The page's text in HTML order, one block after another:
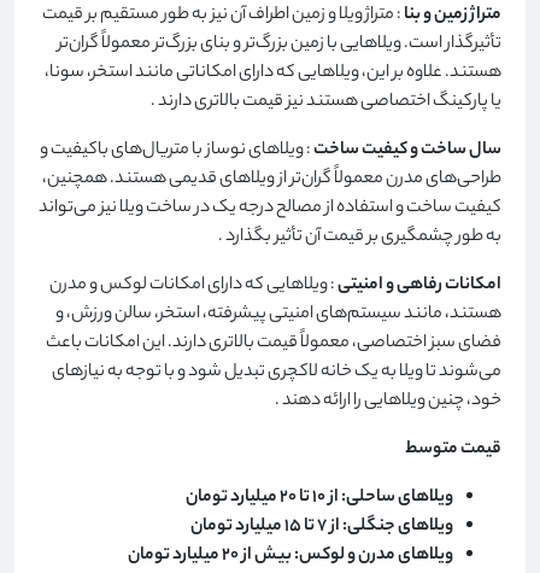
متراژ زمین و بنا: متراژ ویلا و زمین اطراف آن نیز به طور مستقیم بر قیمت
تأثیرگذار است. ویلاهایی با زمین بزرگ‌تر و بنای بزرگ‌تر معمولاً گران‌تر
هستند. علاوه بر این، ویلاهایی که دارای امکاناتی مانند استخر، سونا،
یا پارکینگ اختصاصی هستند نیز قیمت بالاتری دارند.
سال ساخت و کیفیت ساخت: ویلاهای نوساز با متریال‌های باکیفیت و
طراحی‌های مدرن معمولاً گران‌تر از ویلاهای قدیمی هستند. همچنین،
کیفیت ساخت و استفاده از مصالح درجه یک در ساخت ویلا نیز می‌تواند
به طور چشمگیری بر قیمت آن تأثیر بگذارد.
امکانات رفاهی و امنیتی: ویلاهایی که دارای امکانات لوکس و مدرن
هستند، مانند سیستم‌های امنیتی پیشرفته، استخر، سالن ورزش، و
فضای سبز اختصاصی، معمولاً قیمت بالاتری دارند. این امکانات باعث
می‌شوند تا ویلا به یک خانه لاکچری تبدیل شود و با توجه به نیازهای
خود، چنین ویلاهایی را ارائه دهند.
قیمت متوسط
ویلاهای ساحلی: از 10 تا 20 میلیارد تومان
ویلاهای جنگلی: از 7 تا 15 میلیارد تومان
ویلاهای مدرن و لوکس: بیش از 20 میلیارد تومان